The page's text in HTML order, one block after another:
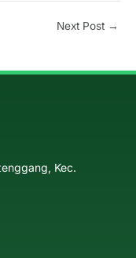
Next Post →
Kec.